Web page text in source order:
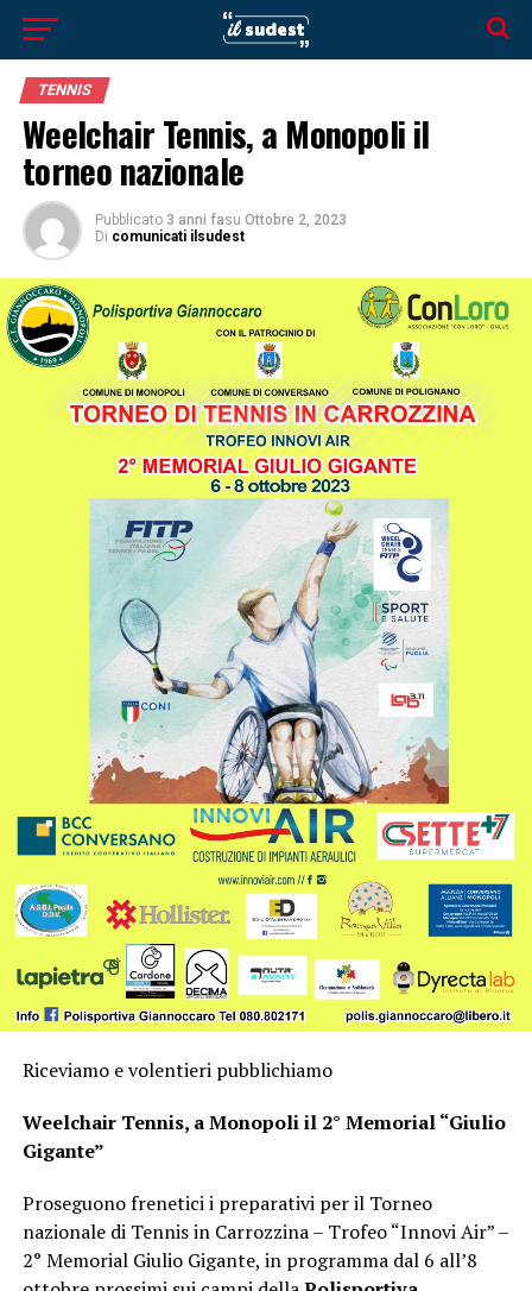
TENNIS
Weelchair Tennis, a Monopoli il
torneo nazionale
Pubblicato 3 anni fasu Ottobre 2, 2023
Di comunicati ilsudest
Riceviamo e volentieri pubblichiamo
Weelchair Tennis, a Monopoli il 2° Memorial “Giulio
Gigante”
Proseguono frenetici i preparativi per il Torneo
nazionale di Tennis in Carrozzina – Trofeo “Innovi Air” –
2° Memorial Giulio Gigante, in programma dal 6 all’8